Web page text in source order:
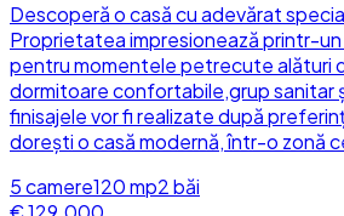
Descoperă o casă cu adevărat
Proprietatea impresionează printr-
pentru momentele petrecute alături
dormitoare confortabile,grup sanitar
finisajele vor fi realizate după
dorești o casă modernă, într-o zonă
5camere120mp2băi